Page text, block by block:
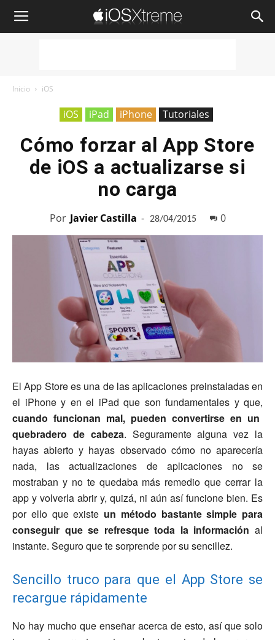
iOSXtreme
Inicio iOS
iOS iPad iPhone Tutoriales
Cómo forzar al App Store
de iOS a actualizarse si
no carga
Por Javier Castilla - 28/04/2015 0
El App Store es una de las aplicaciones preinstaladas en
el iPhone y en el iPad que son fundamentales y que,
cuando funcionan mal, pueden convertirse en un
quebradero de cabeza. Seguramente alguna vez la
hayas abierto y hayas observado cómo no aparecería
nada, las actualizaciones de aplicaciones no se
mostraban y no te quedaba más remedio que cerrar la
app y volverla abrir y, quizá, ni aún así funcione bien. Es
por ello que existe un método bastante simple para
conseguir que se refresque toda la información al
instante. Seguro que te sorprende por su sencillez.
Sencillo truco para que el App Store se
recargue rápidamente
No hay mucho que enseñar acerca de esto, así que solo